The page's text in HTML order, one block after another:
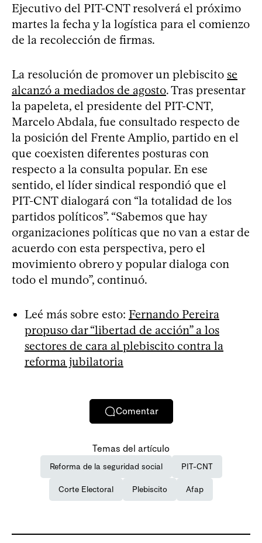
Ejecutivo del PIT-CNT resolverá el próximo
martes la fecha y la logística para el comienzo
de la recolección de firmas.
La resolución de promover un plebiscito se
alcanzó a mediados de agosto. Tras presentar
la papeleta, el presidente del PIT-CNT,
Marcelo Abdala, fue consultado respecto de
la posición del Frente Amplio, partido en el
que coexisten diferentes posturas con
respecto a la consulta popular. En ese
sentido, el líder sindical respondió que el
PIT-CNT dialogará con “la totalidad de los
partidos políticos”. “Sabemos que hay
organizaciones políticas que no van a estar de
acuerdo con esta perspectiva, pero el
movimiento obrero y popular dialoga con
todo el mundo”, continuó.
Leé más sobre esto: Fernando Pereira
propuso dar “libertad de acción” a los
sectores de cara al plebiscito contra la
reforma jubilatoria
Comentar
Temas del artículo
Reforma de la seguridad social PIT-CNT
Corte Electoral Plebiscito Afap